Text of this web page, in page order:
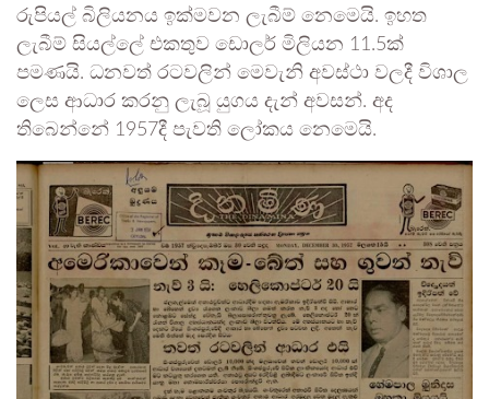
රුපියල් බිලියනය ඉක්මවන ලැබීම් නෙමෙයි. ඉහත
ලැබීම් සියල්ලේ එකතුව ඩොලර් මිලියන 11.5ක්
පමණයි. ධනවත් රටවලින් මෙවැනි අවස්ථා වලදී විශාල
ලෙස ආධාර කරනු ලැබූ යුගය දැන් අවසන්. අද
තිබෙන්නේ 1957දී පැවති ලෝකය නෙමෙයි.